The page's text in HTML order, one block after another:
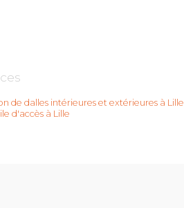
de dalles intérieures et extérieures à Lille
d'accès à Lille